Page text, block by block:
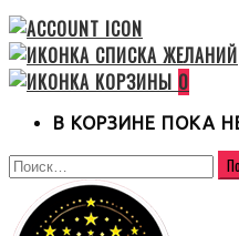
0
В КОРЗИНЕ ПОКА